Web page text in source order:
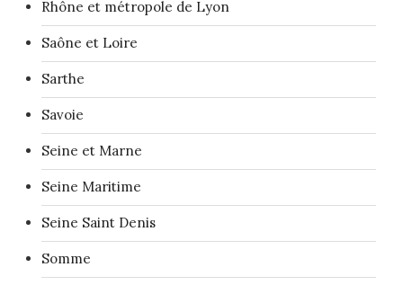
Rhône et métropole de Lyon
Saône et Loire
Sarthe
Savoie
Seine et Marne
Seine Maritime
Seine Saint Denis
Somme